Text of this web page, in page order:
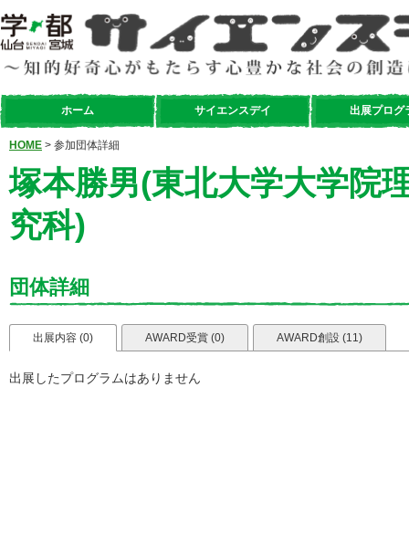
ホーム サイエンスデイ 出展プログ
HOME > 参加団体詳細
塚本勝男(東北大学大学院
究科)
団体詳細
出展内容 (0) AWARD受賞 (0) AWARD創設 (11)
出展したプログラムはありません